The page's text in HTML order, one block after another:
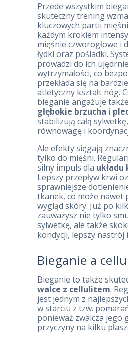
Przede wszystkim
skuteczny trening
kluczowych partii
każdym krokiem
mięśnie czworogłowe i
łydki oraz pośladki.
prowadzi do ich
wytrzymałości, co
przekłada się na
atletyczny kształt nóg.
bieganie angażuje także
głębokie brzucha i
stabilizują całą
równowagę i
Ale efekty sięgają
tylko do mięśni.
silny impuls dla układu
Lepszy przepływ krwi
sprawniejsze
tkanek, co może nawet
wygląd skóry. Już po
zauważysz nie tylko
sylwetkę, ale także
kondycji, lepszy nastrój
Bieganie a
Bieganie to także
walce z cellulitem.
jest jednym z
w starciu z tzw.
ponieważ zwalcza jego
przyczyny na kilku